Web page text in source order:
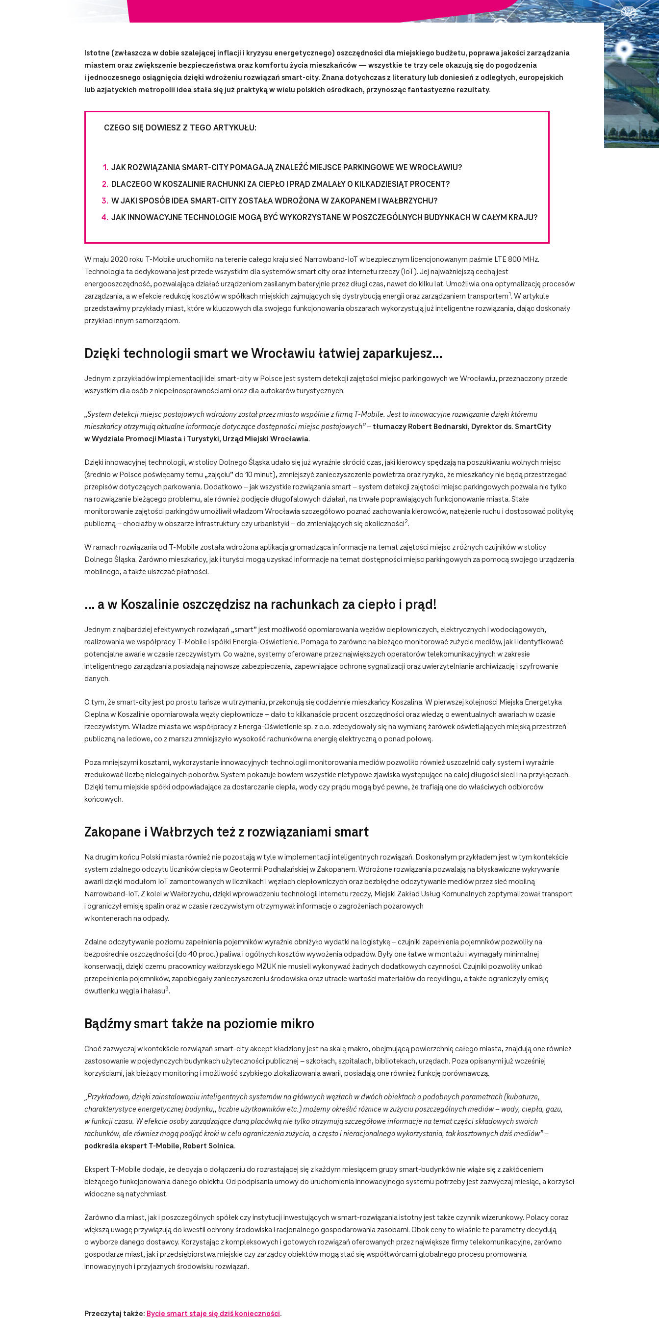
Istotne (zwłaszcza w dobie szalejącej inflacji i kryzysu energetycznego) oszczędności dla miejskiego budżetu, poprawa jakości zarządzania
miastem oraz zwiększenie bezpieczeństwa oraz komfortu życia mieszkańców — wszystkie te trzy cele okazują się do pogodzenia
i jednoczesnego osiągnięcia dzięki wdrożeniu rozwiązań smart-city. Znana dotychczas z literatury lub doniesień z odległych, europejskich
lub azjatyckich metropolii idea stała się już praktyką w wielu polskich ośrodkach, przynosząc fantastyczne rezultaty.
CZEGO SIĘ DOWIESZ Z TEGO ARTYKUŁU:
JAK ROZWIĄZANIA SMART-CITY POMAGAJĄ ZNALEŹĆ MIEJSCE PARKINGOWE WE WROCŁAWIU?
DLACZEGO W KOSZALINIE RACHUNKI ZA CIEPŁO I PRĄD ZMALAŁY O KILKADZIESIĄT PROCENT?
W JAKI SPOSÓB IDEA SMART-CITY ZOSTAŁA WDROŻONA W ZAKOPANEM I WAŁBRZYCHU?
JAK INNOWACYJNE TECHNOLOGIE MOGĄ BYĆ WYKORZYSTANE W POSZCZEGÓLNYCH BUDYNKACH W CAŁYM KRAJU?
W maju 2020 roku T-Mobile uruchomiło na terenie całego kraju sieć Narrowband-IoT w bezpiecznym licencjonowanym paśmie LTE 800 MHz.
Technologia ta dedykowana jest przede wszystkim dla systemów smart city oraz Internetu rzeczy (IoT). Jej najważniejszą cechą jest
energooszczędność, pozwalająca działać urządzeniom zasilanym bateryjnie przez długi czas, nawet do kilku lat. Umożliwia ona optymalizację procesów
zarządzania, a w efekcie redukcję kosztów w spółkach miejskich zajmujących się dystrybucją energii oraz zarządzaniem transportem1. W artykule
przedstawimy przykłady miast, które w kluczowych dla swojego funkcjonowania obszarach wykorzystują już inteligentne rozwiązania, dając doskonały
przykład innym samorządom.
Dzięki technologii smart we Wrocławiu łatwiej zaparkujesz…
Jednym z przykładów implementacji idei smart-city w Polsce jest system detekcji zajętości miejsc parkingowych we Wrocławiu, przeznaczony przede
wszystkim dla osób z niepełnosprawnościami oraz dla autokarów turystycznych.
„System detekcji miejsc postojowych wdrożony został przez miasto wspólnie z firmą T‑Mobile. Jest to innowacyjne rozwiązanie dzięki któremu
mieszkańcy otrzymują aktualne informacje dotyczące dostępności miejsc postojowych”– tłumaczy Robert Bednarski, Dyrektor ds. SmartCity
w Wydziale Promocji Miasta i Turystyki, Urząd Miejski Wrocławia.
Dzięki innowacyjnej technologii, w stolicy Dolnego Śląska udało się już wyraźnie skrócić czas, jaki kierowcy spędzają na poszukiwaniu wolnych miejsc
(średnio w Polsce poświęcamy temu „zajęciu” do 10 minut), zmniejszyć zanieczyszczenie powietrza oraz ryzyko, że mieszkańcy nie będą przestrzegać
przepisów dotyczących parkowania. Dodatkowo – jak wszystkie rozwiązania smart – system detekcji zajętości miejsc parkingowych pozwala nie tylko
na rozwiązanie bieżącego problemu, ale również podjęcie długofalowych działań, na trwałe poprawiających funkcjonowanie miasta. Stałe
monitorowanie zajętości parkingów umożliwił władzom Wrocławia szczegółowo poznać zachowania kierowców, natężenie ruchu i dostosować politykę
publiczną – chociażby w obszarze infrastruktury czy urbanistyki – do zmieniających się okoliczności2.
W ramach rozwiązania od T‑Mobile została wdrożona aplikacja gromadząca informacje na temat zajętości miejsc z różnych czujników w stolicy
Dolnego Śląska. Zarówno mieszkańcy, jak i turyści mogą uzyskać informacje na temat dostępności miejsc parkingowych za pomocą swojego urządzenia
mobilnego, a także uiszczać płatności.
… a w Koszalinie oszczędzisz na rachunkach za ciepło i prąd!
Jednym z najbardziej efektywnych rozwiązań „smart” jest możliwość opomiarowania węzłów ciepłowniczych, elektrycznych i wodociągowych,
realizowania we współpracy T‑Mobile i spółki Energia-Oświetlenie. Pomaga to zarówno na bieżąco monitorować zużycie mediów, jak i identyfikować
potencjalne awarie w czasie rzeczywistym. Co ważne, systemy oferowane przez największych operatorów telekomunikacyjnych w zakresie
inteligentnego zarządzania posiadają najnowsze zabezpieczenia, zapewniające ochronę sygnalizacji oraz uwierzytelnianie archiwizację i szyfrowanie
danych.
O tym, że smart-city jest po prostu tańsze w utrzymaniu, przekonują się codziennie mieszkańcy Koszalina. W pierwszej kolejności Miejska Energetyka
Cieplna w Koszalinie opomiarowała węzły ciepłownicze – dało to kilkanaście procent oszczędności oraz wiedzę o ewentualnych awariach w czasie
rzeczywistym. Władze miasta we współpracy z Energa-Oświetlenie sp. z o.o. zdecydowały się na wymianę żarówek oświetlających miejską przestrzeń
publiczną na ledowe, co z marszu zmniejszyło wysokość rachunków na energię elektryczną o ponad połowę.
Poza mniejszymi kosztami, wykorzystanie innowacyjnych technologii monitorowania mediów pozwoliło również uszczelnić cały system i wyraźnie
zredukować liczbę nielegalnych poborów. System pokazuje bowiem wszystkie nietypowe zjawiska występujące na całej długości sieci i na przyłączach.
Dzięki temu miejskie spółki odpowiadające za dostarczanie ciepła, wody czy prądu mogą być pewne, że trafiają one do właściwych odbiorców
końcowych.
Zakopane i Wałbrzych też z rozwiązaniami smart
Na drugim końcu Polski miasta również nie pozostają w tyle w implementacji inteligentnych rozwiązań. Doskonałym przykładem jest w tym kontekście
system zdalnego odczytu liczników ciepła w Geotermii Podhalańskiej w Zakopanem. Wdrożone rozwiązania pozwalają na błyskawiczne wykrywanie
awarii dzięki modułom IoT zamontowanych w licznikach i węzłach ciepłowniczych oraz bezbłędne odczytywanie mediów przez sieć mobilną
Narrowband-IoT. Z kolei w Wałbrzychu, dzięki wprowadzeniu technologii internetu rzeczy, Miejski Zakład Usług Komunalnych zoptymalizował transport
i ograniczył emisję spalin oraz w czasie rzeczywistym otrzymywał informacje o zagrożeniach pożarowych
w kontenerach na odpady.
Zdalne odczytywanie poziomu zapełnienia pojemników wyraźnie obniżyło wydatki na logistykę – czujniki zapełnienia pojemników pozwoliły na
bezpośrednie oszczędności (do 40 proc.) paliwa i ogólnych kosztów wywożenia odpadów. Były one łatwe w montażu i wymagały minimalnej
konserwacji, dzięki czemu pracownicy wałbrzyskiego MZUK nie musieli wykonywać żadnych dodatkowych czynności. Czujniki pozwoliły unikać
przepełnienia pojemników, zapobiegały zanieczyszczeniu środowiska oraz utracie wartości materiałów do recyklingu, a także ograniczyły emisję
dwutlenku węgla i hałasu3.
Bądźmy smart także na poziomie mikro
Choć zazwyczaj w kontekście rozwiązań smart-city akcept kładziony jest na skalę makro, obejmującą powierzchnię całego miasta, znajdują one również
zastosowanie w pojedynczych budynkach użyteczności publicznej – szkołach, szpitalach, bibliotekach, urzędach. Poza opisanymi już wcześniej
korzyściami, jak bieżący monitoring i możliwość szybkiego zlokalizowania awarii, posiadają one również funkcję porównawczą.
„Przykładowo, dzięki zainstalowaniu inteligentnych systemów na głównych węzłach w dwóch obiektach o podobnych parametrach (kubaturze,
charakterystyce energetycznej budynku,, liczbie użytkowników etc.) możemy określić różnice w zużyciu poszczególnych mediów – wody, ciepła, gazu,
w funkcji czasu. W efekcie osoby zarządzające daną placówką nie tylko otrzymują szczegółowe informacje na temat części składowych swoich
rachunków, ale również mogą podjąć kroki w celu ograniczenia zużycia, a często i nieracjonalnego wykorzystania, tak kosztownych dziś mediów”–
podkreśla ekspert T-Mobile, Robert Solnica.
Ekspert T‑Mobile dodaje, że decyzja o dołączeniu do rozrastającej się z każdym miesiącem grupy smart-budynków nie wiąże się z zakłóceniem
bieżącego funkcjonowania danego obiektu. Od podpisania umowy do uruchomienia innowacyjnego systemu potrzeby jest zazwyczaj miesiąc, a korzyści
widoczne są natychmiast.
Zarówno dla miast, jak i poszczególnych spółek czy instytucji inwestujących w smart-rozwiązania istotny jest także czynnik wizerunkowy. Polacy coraz
większą uwagę przywiązują do kwestii ochrony środowiska i racjonalnego gospodarowania zasobami. Obok ceny to właśnie te parametry decydują
o wyborze danego dostawcy. Korzystając z kompleksowych i gotowych rozwiązań oferowanych przez największe firmy telekomunikacyjne, zarówno
gospodarze miast, jak i przedsiębiorstwa miejskie czy zarządcy obiektów mogą stać się współtwórcami globalnego procesu promowania
innowacyjnych i przyjaznych środowisku rozwiązań.
Przeczytaj także: Bycie smart staje się dziś konieczności.